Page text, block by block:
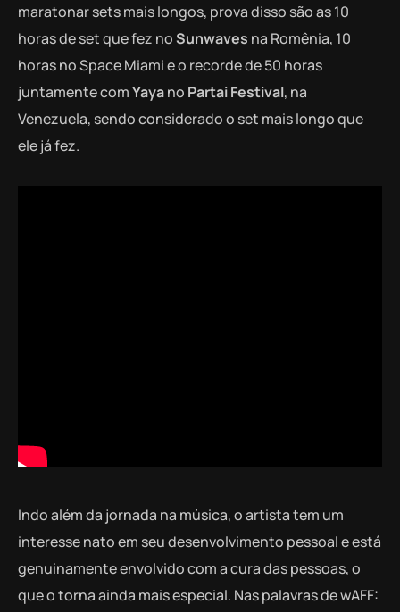
maratonar sets mais longos, prova disso são as 10
horas de set que fez noSunwaves na Romênia, 10
horas no Space Miami e o recorde de 50 horas
juntamente comYayano Partai Festival, na
Venezuela, sendo considerado o set mais longo que
ele já fez.
Indo além da jornada na música, o artista tem um
interesse nato em seu desenvolvimento pessoal e está
genuinamente envolvido com a cura das pessoas, o
que o torna ainda mais especial. Nas palavras de wAFF: